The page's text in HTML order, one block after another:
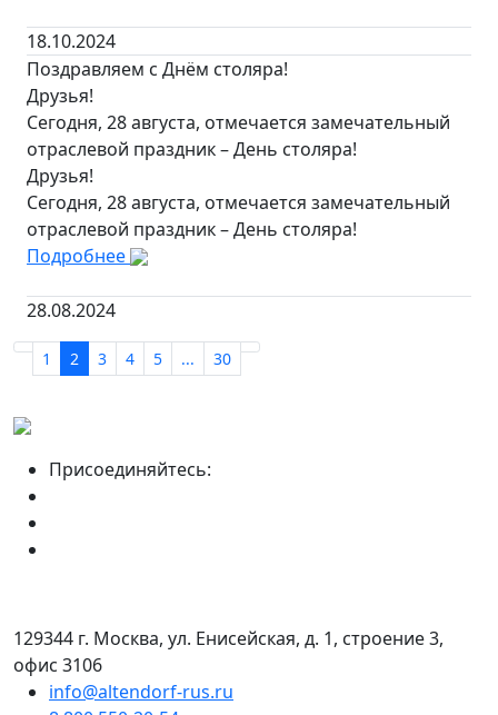
18.10.2024
Поздравляем с Днём столяра!
Друзья!
Сегодня, 28 августа, отмечается замечательный
отраслевой праздник – День столяра!
Друзья!
Сегодня, 28 августа, отмечается замечательный
отраслевой праздник – День столяра!
Подробнее
28.08.2024
1 2 3 4 5 ... 30
Присоединяйтесь:
129344 г. Москва, ул. Енисейская, д. 1, строение 3,
офис 3106
info@altendorf-rus.ru